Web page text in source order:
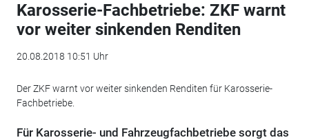
Karosserie-Fachbetriebe: ZKF warnt
vor weiter sinkenden Renditen
20.08.2018 10:51 Uhr
Der ZKF warnt vor weiter sinkenden Renditen für Karosserie-
Fachbetriebe.
Für Karosserie- und Fahrzeugfachbetriebe sorgt das